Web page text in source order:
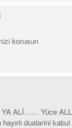
korusun
ALİ…… Yüce
dualarini